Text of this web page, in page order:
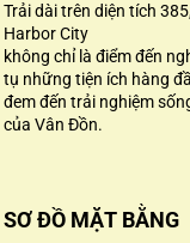
Trải dài trên diện tích
Harbor City
không chỉ là điểm đến
tụ những tiện ích hàng
đem đến trải nghiệm
của Vân Đồn.
SƠ ĐỒ MẶT BẰNG